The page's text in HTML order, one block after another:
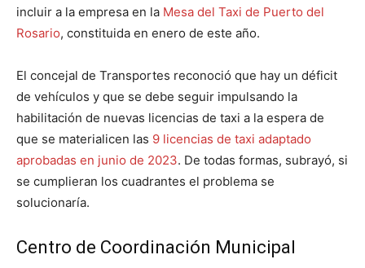
incluir a la empresa en la Mesa del Taxi de Puerto del
Rosario, constituida en enero de este año.
El concejal de Transportes reconoció que hay un déficit
de vehículos y que se debe seguir impulsando la
habilitación de nuevas licencias de taxi a la espera de
que se materialicen las 9 licencias de taxi adaptado
aprobadas en junio de 2023. De todas formas, subrayó, si
se cumplieran los cuadrantes el problema se
solucionaría.
Centro de Coordinación Municipal